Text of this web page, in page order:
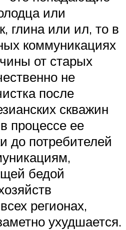
или
глина или ил, то в
коммуникациях
от старых
не
после
скважин
процессе ее
до потребителей
бедой
регионах,
ухудшается.